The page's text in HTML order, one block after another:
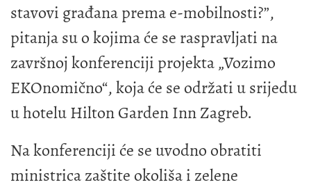
stavovi građana prema e-mobilnosti?”,
pitanja su o kojima će se raspravljati na
završnoj konferenciji projekta „Vozimo
EKOnomično“, koja će se održati u srijedu
u hotelu Hilton Garden Inn Zagreb.
Na konferenciji će se uvodno obratiti
ministrica zaštite okoliša i zelene